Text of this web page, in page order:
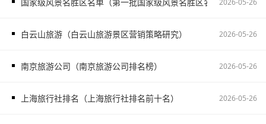
国家级风景名胜区名单（第一批国家级风景名胜区名单）2026-05-26
白云山旅游（白云山旅游景区营销策略研究） 2026-05-26
南京旅游公司（南京旅游公司排名榜） 2026-05-26
上海旅行社排名（上海旅行社排名前十名） 2026-05-26